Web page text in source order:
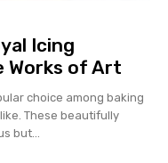
Icing
Works of Art
choice among baking
These beautifully
but...